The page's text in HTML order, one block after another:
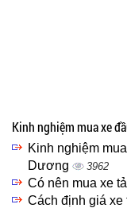
Kinh nghiệm mua xe
Kinh nghiệm
Dương
3962
Có nên mua xe
Cách định giá xe